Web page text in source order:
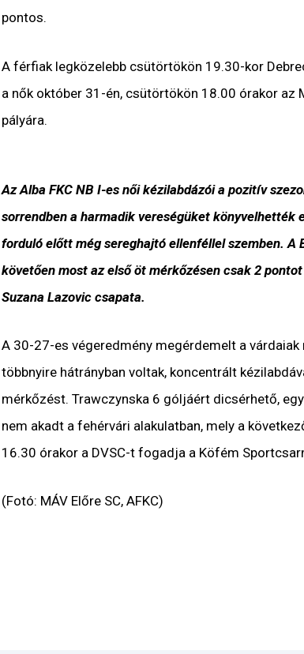
pontos.
A férfiak legközelebb csütörtökön 19.30-kor
a nők október 31-én, csütörtökön 18.00 órakor az
pályára.
Az Alba FKC NB I-es női kézilabdázói a pozitív
sorrendben a harmadik vereségüket könyvelhették
forduló előtt még sereghajtó ellenféllel szemben. A
követően most az első öt mérkőzésen csak 2
Suzana Lazovic csapata.
A 30-27-es végeredmény megérdemelt a
többnyire hátrányban voltak, koncentrált
mérkőzést. Trawczynska 6 góljáért dicsérhető,
nem akadt a fehérvári alakulatban, mely a
16.30 órakor a DVSC-t fogadja a Köfém
(Fotó: MÁV Előre SC, AFKC)